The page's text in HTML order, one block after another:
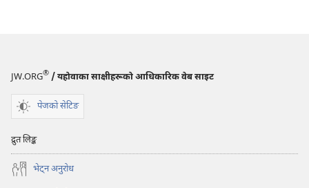
JW.ORG® / यहोवाका साक्षीहरूको आधिकारिक वेब साइट
पेजको सेटिङ
द्रुत लिङ्क
भेट्‌न अनुरोध